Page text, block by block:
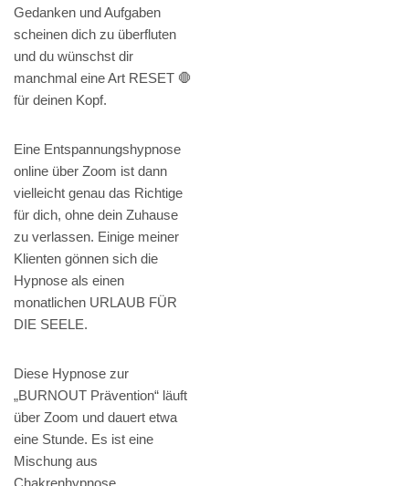
Gedanken und Aufgaben
scheinen dich zu überfluten
und du wünschst dir
manchmal eine Art RESET 🛑
für deinen Kopf.
Eine Entspannungshypnose
online über Zoom ist dann
vielleicht genau das Richtige
für dich, ohne dein Zuhause
zu verlassen. Einige meiner
Klienten gönnen sich die
Hypnose als einen
monatlichen URLAUB FÜR
DIE SEELE.
Diese Hypnose zur
„BURNOUT Prävention“ läuft
über Zoom und dauert etwa
eine Stunde. Es ist eine
Mischung aus